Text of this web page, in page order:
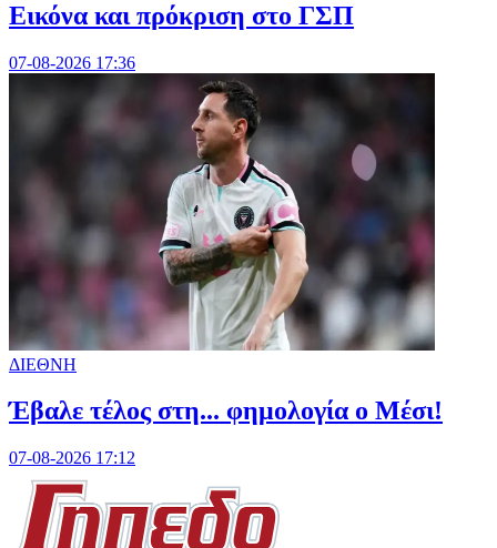
Εικόνα και πρόκριση στο ΓΣΠ
07-08-2026 17:36
ΔΙΕΘΝΗ
Έβαλε τέλος στη... φημολογία o Μέσι!
07-08-2026 17:12